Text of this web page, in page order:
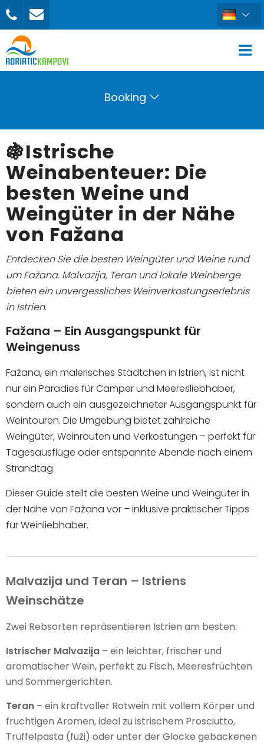
Booking
BUCHEN
ANFRAGE SENDEN
🍇Istrische
Weinabenteuer: Die
besten Weine und
Weingüter in der Nähe
von Fažana
Entdecken Sie die besten Weingüter und Weine rund
um Fažana. Malvazija, Teran und lokale Weinberge
bieten ein unvergessliches Weinverkostungserlebnis
in Istrien.
Fažana – Ein Ausgangspunkt für
Weingenuss
Fažana, ein malerisches Städtchen in Istrien, ist nicht
nur ein Paradies für Camper und Meeresliebhaber,
sondern auch ein ausgezeichneter Ausgangspunkt für
Weintouren. Die Umgebung bietet zahlreiche
Weingüter, Weinrouten und Verkostungen – perfekt für
Tagesausflüge oder entspannte Abende nach einem
Strandtag.
Dieser Guide stellt die besten Weine und Weingüter in
der Nähe von Fažana vor – inklusive praktischer Tipps
für Weinliebhaber.
Malvazija und Teran – Istriens
Weinschätze
Zwei Rebsorten repräsentieren Istrien am besten:
Istrischer Malvazija – ein leichter, frischer und
aromatischer Wein, perfekt zu Fisch, Meeresfrüchten
und Sommergerichten.
Teran – ein kraftvoller Rotwein mit vollem Körper und
fruchtigen Aromen, ideal zu istrischem Prosciutto,
Trüffelpasta (fuži) oder unter der Glocke gebackenen